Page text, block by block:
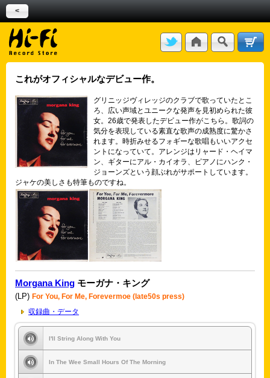
<
これがオフィシャルなデビュー作。
グリニッジヴィレッジのクラブで歌っていたとこ
ろ、広い声域とユニークな発声を見初められた彼
女。26歳で発表したデビュー作がこちら。歌詞の
気分を表現している素直な歌声の成熟度に驚かさ
れます。時折みせるフォギーな歌唱もいいアクセ
ントになっていて。アレンジはリャード・ヘイマ
ン、ギターにアル・カイオラ、ピアノにハンク・
ジョーンズという顔ぶれがサポートしています。
ジャケの美しさも特筆ものですね。
Morgana King モーガナ・キング
(LP) For You, For Me, Forevermoe (late50s press)
収録曲・データ
I'll String Along With You
In The Wee Small Hours Of The Morning